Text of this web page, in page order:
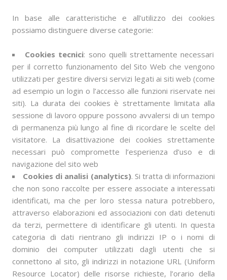
In base alle caratteristiche e all’utilizzo dei cookies
possiamo distinguere diverse categorie:
Cookies tecnici: sono quelli strettamente necessari
per il corretto funzionamento del Sito Web che vengono
utilizzati per gestire diversi servizi legati ai siti web (come
ad esempio un login o l’accesso alle funzioni riservate nei
siti). La durata dei cookies è strettamente limitata alla
sessione di lavoro oppure possono avvalersi di un tempo
di permanenza più lungo al fine di ricordare le scelte del
visitatore. La disattivazione dei cookies strettamente
necessari può compromette l’esperienza d’uso e di
navigazione del sito web
Cookies di analisi (analytics). Si tratta di informazioni
che non sono raccolte per essere associate a interessati
identificati, ma che per loro stessa natura potrebbero,
attraverso elaborazioni ed associazioni con dati detenuti
da terzi, permettere di identificare gli utenti. In questa
categoria di dati rientrano gli indirizzi IP o i nomi di
dominio dei computer utilizzati dagli utenti che si
connettono al sito, gli indirizzi in notazione URL (Uniform
Resource Locator) delle risorse richieste, l’orario della